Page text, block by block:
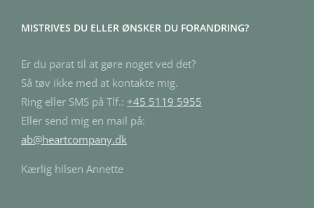
MISTRIVES DU ELLER ØNSKER DU FORANDRING?
Er du parat til at gøre noget ved det?
Så tøv ikke med at kontakte mig.
Ring eller SMS på Tlf.: +45 5119 5955
Eller send mig en mail på:
ab@heartcompany.dk
Kærlig hilsen Annette